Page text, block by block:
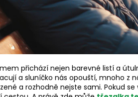
přichází nejen barevné listí a
a sluníčko nás opouští, mnoho z
a rozhodně nejste sami. Pokud